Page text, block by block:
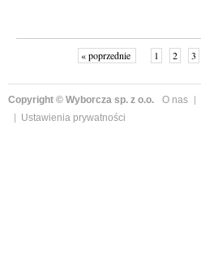
« poprzednie 1 2 3
Copyright © Wyborcza sp. z o.o. O nas
Ustawienia prywatności